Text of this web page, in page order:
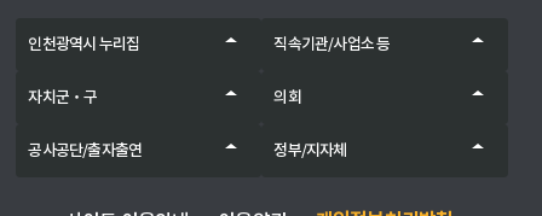
인천광역시 누리집 직속기관/사업소 등
자치군‧구 의회
공사공단/출자출연 정부/지자체